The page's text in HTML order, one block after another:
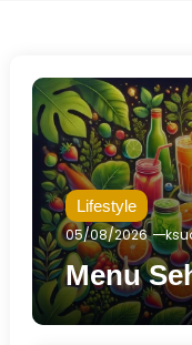
Lifestyle
05/08/2026
Menu